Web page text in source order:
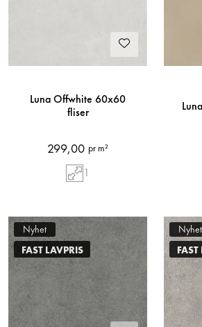
Luna Offwhite 60x60
fliser
299,00 pr m²
1
Nyhet
FAST LAVPRIS
Nyhet